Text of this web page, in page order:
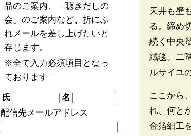
天井も壁
る。締め
続く中央
絨毯。二
ルサイユ
ここから
れ、何と
金箔細工
品のご案内、「聴きだしの
会」のご案内など、折にふ
れメールを差し上げたいと
存じます。
※全て入力必須項目となっ
ております
氏
名
配信先メールアドレス